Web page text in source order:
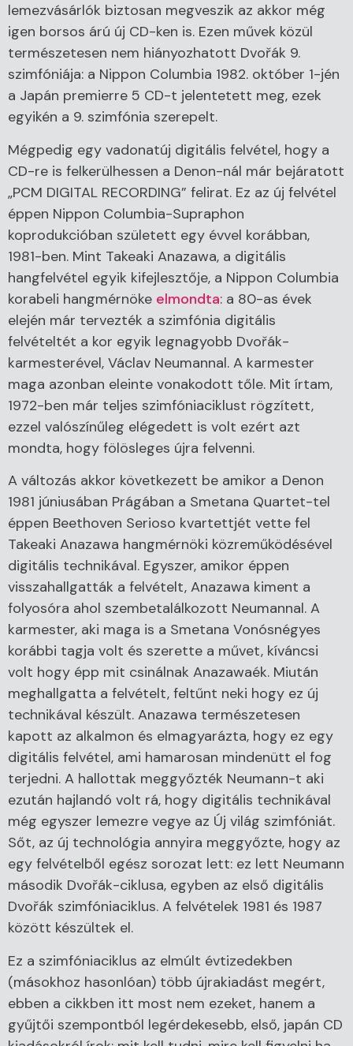
lemezvásárlók biztosan megveszik az akkor még
igen borsos árú új CD-ken is. Ezen művek közül
természetesen nem hiányozhatott Dvořák 9.
szimfóniája: a Nippon Columbia 1982. október 1-jén
a Japán premierre 5 CD-t jelentetett meg, ezek
egyikén a 9. szimfónia szerepelt.
Mégpedig egy vadonatúj digitális felvétel, hogy a
CD-re is felkerülhessen a Denon-nál már bejáratott
„PCM DIGITAL RECORDING” felirat. Ez az új felvétel
éppen Nippon Columbia-Supraphon
koprodukcióban született egy évvel korábban,
1981-ben. Mint Takeaki Anazawa, a digitális
hangfelvétel egyik kifejlesztője, a Nippon Columbia
korabeli hangmérnöke elmondta: a 80-as évek
elején már tervezték a szimfónia digitális
felvételtét a kor egyik legnagyobb Dvořák-
karmesterével, Václav Neumannal. A karmester
maga azonban eleinte vonakodott tőle. Mit írtam,
1972-ben már teljes szimfóniaciklust rögzített,
ezzel valószínűleg elégedett is volt ezért azt
mondta, hogy fölösleges újra felvenni.
A változás akkor következett be amikor a Denon
1981 júniusában Prágában a Smetana Quartet-tel
éppen Beethoven Serioso kvartettjét vette fel
Takeaki Anazawa hangmérnöki közreműködésével
digitális technikával. Egyszer, amikor éppen
visszahallgatták a felvételt, Anazawa kiment a
folyosóra ahol szembetalálkozott Neumannal. A
karmester, aki maga is a Smetana Vonósnégyes
korábbi tagja volt és szerette a művet, kíváncsi
volt hogy épp mit csinálnak Anazawaék. Miután
meghallgatta a felvételt, feltűnt neki hogy ez új
technikával készült. Anazawa természetesen
kapott az alkalmon és elmagyarázta, hogy ez egy
digitális felvétel, ami hamarosan mindenütt el fog
terjedni. A hallottak meggyőzték Neumann-t aki
ezután hajlandó volt rá, hogy digitális technikával
még egyszer lemezre vegye az Új világ szimfóniát.
Sőt, az új technológia annyira meggyőzte, hogy az
egy felvételből egész sorozat lett: ez lett Neumann
második Dvořák-ciklusa, egyben az első digitális
Dvořák szimfóniaciklus. A felvételek 1981 és 1987
között készültek el.
Ez a szimfóniaciklus az elmúlt évtizedekben
(másokhoz hasonlóan) több újrakiadást megért,
ebben a cikkben itt most nem ezeket, hanem a
gyűjtői szempontból legérdekesebb, első, japán CD